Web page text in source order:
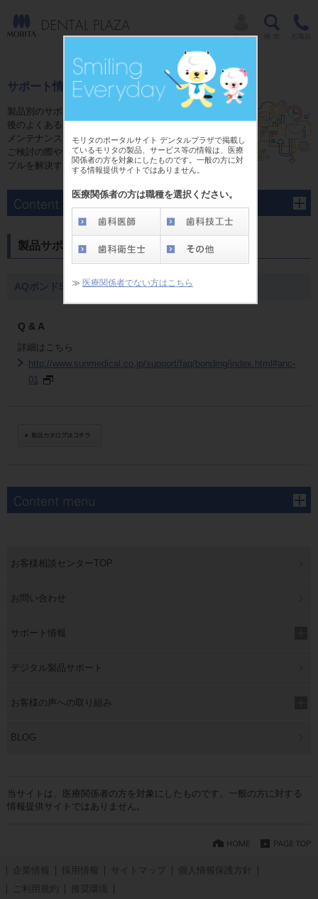
モリタのポータルサイト デンタルプラザで掲載し
ているモリタの製品、サービス等の情報は、医療
関係者の方を対象にしたものです。一般の方に対
する情報提供サイトではありません。
医療関係者の方は職種を選択ください。
≫ 医療関係者でない方はこちら
サポート情報
製品別のサポートページでは、ご購入前やご購入
後のよくあるご質問にお答えするFAQ、修理、
メンテナンスに関する情報をご用意しています。
ご検討の際や、ご購入後のさまさまな疑問やトラ
ブルを解決する為にご活用ください。
製品サポート
AQボンドSP
Q & A
詳細はこちら
http://www.sunmedical.co.jp/support/faq/bonding/index.html#anc-
01
お客様相談センターTOP
お問い合わせ
サポート情報
デジタル製品サポート
お客様の声への取り組み
BLOG
当サイトは、医療関係者の方を対象にしたものです。一般の方に対する
情報提供サイトではありません。
企業情報 採用情報 サイトマップ
個人情報保護方針
ご利用規約
推奨環境